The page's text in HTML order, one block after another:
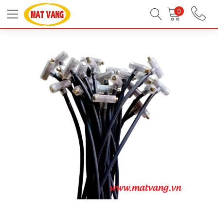
0
Trang chủ Linh Kiện Bếp Gas Linh Kiện Bếp Gas